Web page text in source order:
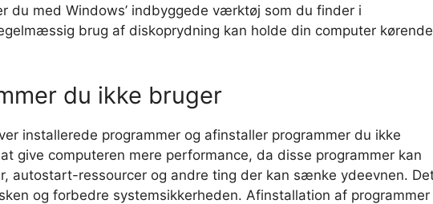
du med Windows’ indbyggede værktøj som du finder i
brug af diskoprydning kan holde din computer kørende
du ikke bruger
installerede programmer og afinstaller programmer du ikke
give computeren mere performance, da disse programmer kan
autostart-ressourcer og andre ting der kan sænke ydeevnen.
og forbedre systemsikkerheden. Afinstallation af programmer